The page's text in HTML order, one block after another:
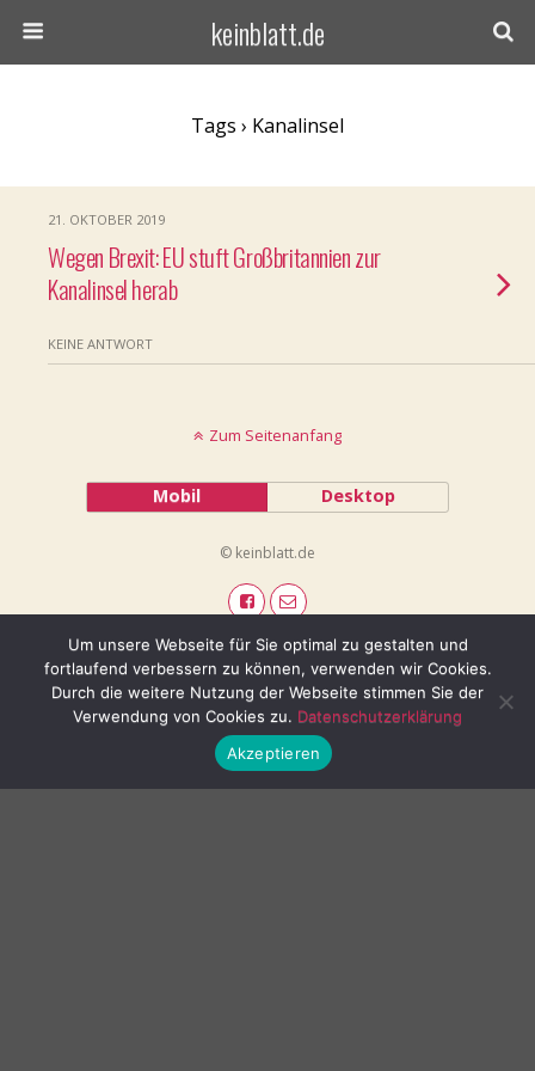
keinblatt.de
Tags › Kanalinsel
21. OKTOBER 2019
Wegen Brexit: EU stuft Großbritannien zur
Kanalinsel herab
KEINE ANTWORT
Zum Seitenanfang
Mobil Desktop
© keinblatt.de
Um unsere Webseite für Sie optimal zu gestalten und
fortlaufend verbessern zu können, verwenden wir Cookies.
Durch die weitere Nutzung der Webseite stimmen Sie der
Verwendung von Cookies zu. Datenschutzerklärung
Akzeptieren